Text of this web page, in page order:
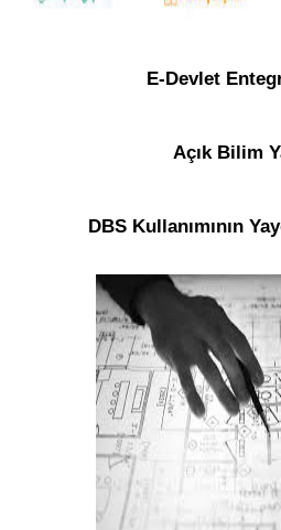
E-Devlet
Açık Bilim
DBS Kullanımının